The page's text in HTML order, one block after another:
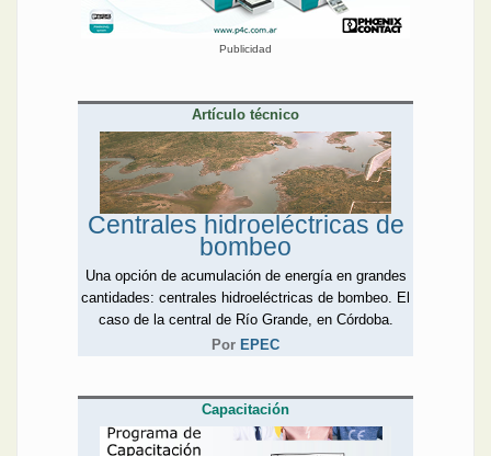
Publicidad
Artículo técnico
Centrales hidroeléctricas de
bombeo
Una opción de acumulación de energía en grandes
cantidades: centrales hidroeléctricas de bombeo. El
caso de la central de Río Grande, en Córdoba.
Por EPEC
Capacitación